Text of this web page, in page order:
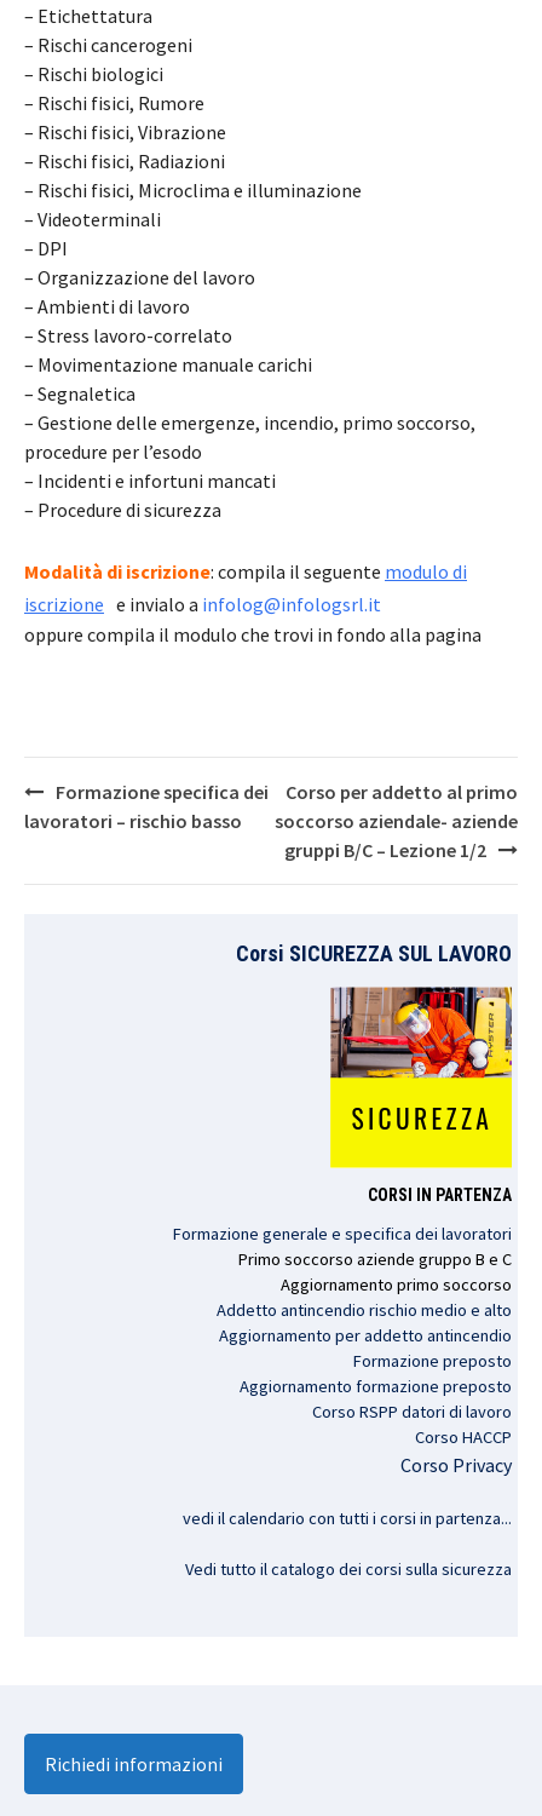
– Etichettatura
– Rischi cancerogeni
– Rischi biologici
– Rischi fisici, Rumore
– Rischi fisici, Vibrazione
– Rischi fisici, Radiazioni
– Rischi fisici, Microclima e illuminazione
– Videoterminali
– DPI
– Organizzazione del lavoro
– Ambienti di lavoro
– Stress lavoro-correlato
– Movimentazione manuale carichi
– Segnaletica
– Gestione delle emergenze, incendio, primo soccorso,
procedure per l’esodo
– Incidenti e infortuni mancati
– Procedure di sicurezza
Modalità di iscrizione: compila il seguente modulo di
iscrizione e invialo a infolog@infologsrl.it
oppure compila il modulo che trovi in fondo alla pagina
Post
navigation
Formazione specifica dei
lavoratori – rischio basso
Corso per addetto al primo
soccorso aziendale- aziende
gruppi B/C – Lezione 1/2
Corsi SICUREZZA SUL LAVORO
CORSI IN PARTENZA
Formazione generale e specifica dei lavoratori
Primo soccorso aziende gruppo B e C
Aggiornamento primo soccorso
Addetto antincendio rischio medio e alto
Aggiornamento per addetto antincendio
Formazione preposto
Aggiornamento formazione preposto
Corso RSPP datori di lavoro
Corso HACCP
Corso Privacy
vedi il calendario con tutti i corsi in partenza...
Vedi tutto il catalogo dei corsi sulla sicurezza
Richiedi informazioni